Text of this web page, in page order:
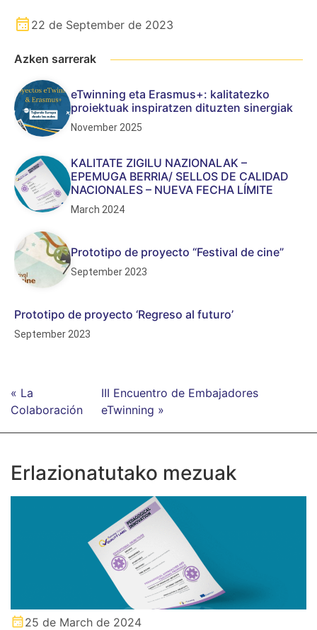
22 de September de 2023
Azken sarrerak
eTwinning eta Erasmus+: kalitatezko
proiektuak inspiratzen dituzten sinergiak
November 2025
KALITATE ZIGILU NAZIONALAK –
EPEMUGA BERRIA/ SELLOS DE CALIDAD
NACIONALES – NUEVA FECHA LÍMITE
March 2024
Prototipo de proyecto “Festival de cine”
September 2023
Prototipo de proyecto ‘Regreso al futuro’
September 2023
« La
Colaboración
III Encuentro de Embajadores
eTwinning »
Erlazionatutako mezuak
25 de March de 2024